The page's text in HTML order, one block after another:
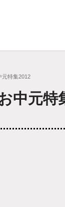
元特集2012
中元特